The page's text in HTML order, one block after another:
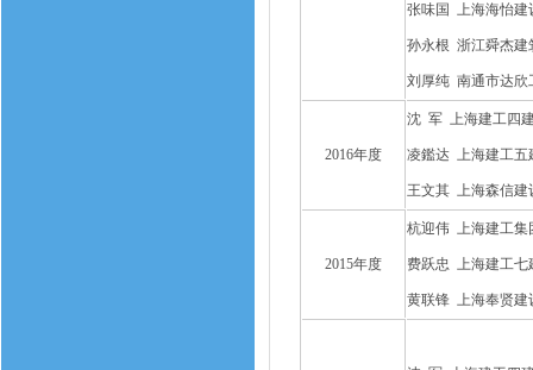
张味国 上海海怡建
孙永根 浙江舜杰建
刘厚纯 南通市达欣
2016年度
沈 军 上海建工四
凌鑑达 上海建工五
王文其 上海森信建
2015年度
杭迎伟 上海建工集
费跃忠 上海建工七
黄联锋 上海奉贤建